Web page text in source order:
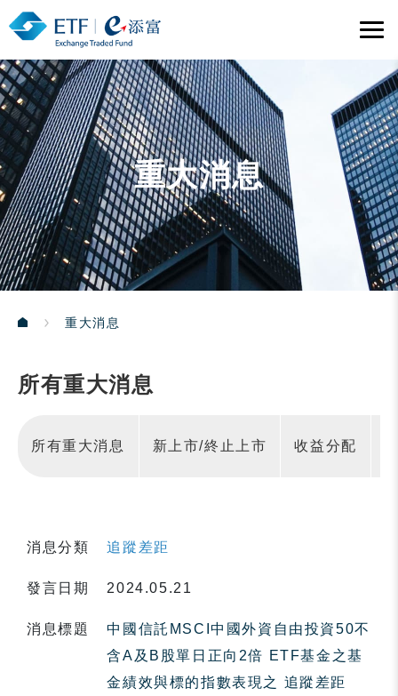
重大消息
重大消息
所有重大消息
所有重大消息 新上市/終止上市 收益分配
消息分類 追蹤差距
發言日期 2024.05.21
消息標題
中國信託MSCI中國外資自由投資50不
含A及B股單日正向2倍 ETF基金之基
金績效與標的指數表現之 追蹤差距